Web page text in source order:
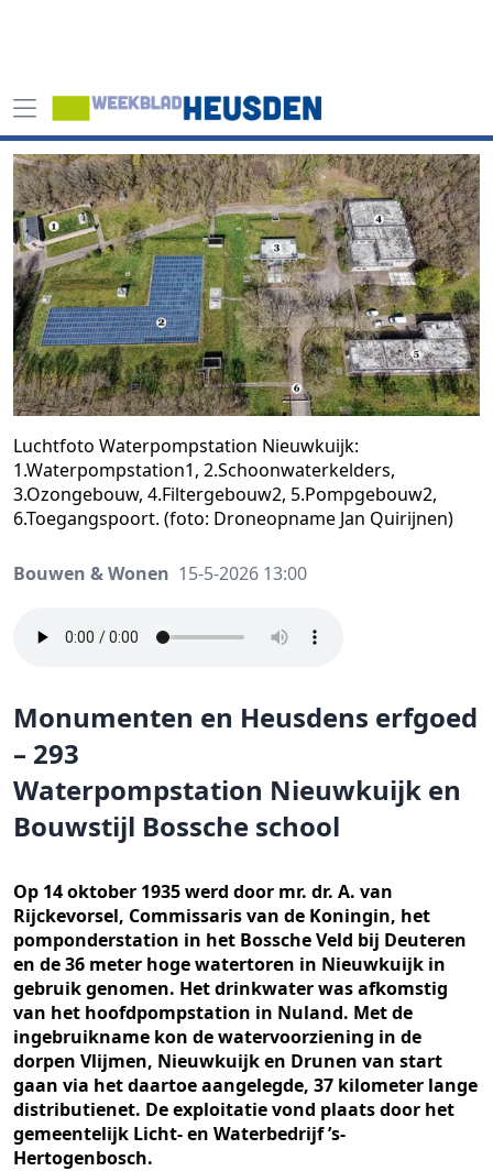
Luchtfoto Waterpompstation Nieuwkuijk:
1.Waterpompstation1, 2.Schoonwaterkelders,
3.Ozongebouw, 4.Filtergebouw2, 5.Pompgebouw2,
6.Toegangspoort. (foto: Droneopname Jan Quirijnen)
Bouwen & Wonen 15-5-2026 13:00
Monumenten en Heusdens erfgoed
– 293
Waterpompstation Nieuwkuijk en
Bouwstijl Bossche school
Op 14 oktober 1935 werd door mr. dr. A. van
Rijckevorsel, Commissaris van de Koningin, het
pomponderstation in het Bossche Veld bij Deuteren
en de 36 meter hoge watertoren in Nieuwkuijk in
gebruik genomen. Het drinkwater was afkomstig
van het hoofdpompstation in Nuland. Met de
ingebruikname kon de watervoorziening in de
dorpen Vlijmen, Nieuwkuijk en Drunen van start
gaan via het daartoe aangelegde, 37 kilometer lange
distributienet. De exploitatie vond plaats door het
gemeentelijk Licht- en Waterbedrijf ’s-
Hertogenbosch.